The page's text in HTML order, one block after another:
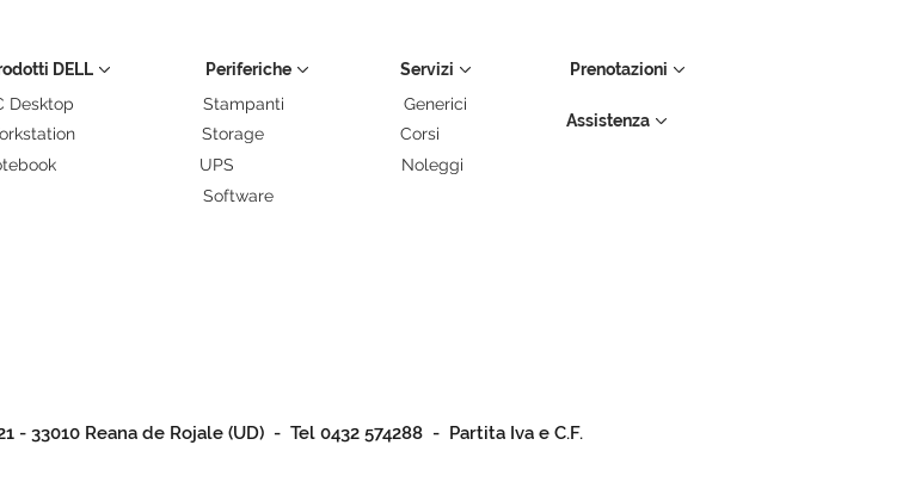
DELL
Desktop
Periferiche
Stampanti
Storage
UPS
Software
Servizi
Generici
Corsi
Noleggi
Prenotazioni
Assistenza
- 33010 Reana de Rojale (UD) - Tel 0432 574288 - Partita Iva e C.F.